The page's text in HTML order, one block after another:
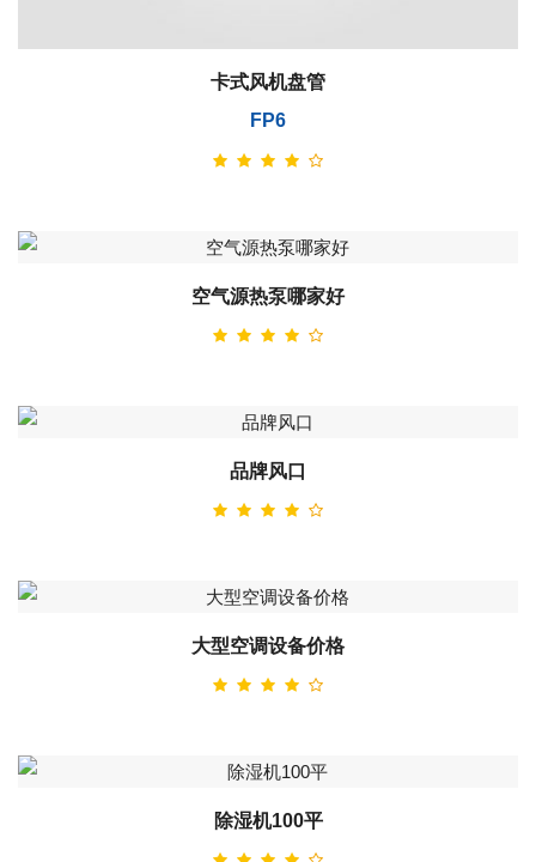
卡式风机盘管
FP6
空气源热泵哪家好
品牌风口
大型空调设备价格
除湿机100平